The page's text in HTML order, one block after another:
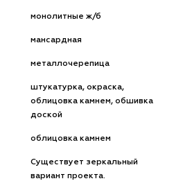
монолитные ж/б
мансардная
металлочерепица
штукатурка, окраска,
облицовка камнем, обшивка
доской
облицовка камнем
Существует зеркальный
вариант проекта.